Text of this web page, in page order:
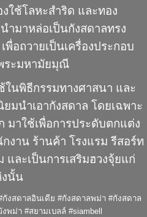
ใช้โลหะสำริด และทอง
ำมาหล่อเป็นกังสดาลทรง
อถวายเป็นเครื่องประกอบ
ระมหามัยมุณี
นพิธีกรรมทางศาสนา และ
มนำเอากังสดาล โดยเฉพาะ
มาใช้เพื่อการประดับตกแต่ง
งาน ร้านค้า โรงแรม รีสอร์ท
และเป็นการเสริมฮวงจุ้ยแก่
นั้น
งสดาลอินเดีย #กังสดาลพม่า #กังสดาล
พม่า #สยามเบลล์ #siambell